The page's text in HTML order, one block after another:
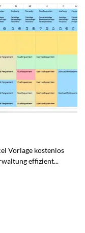
Vorlage kostenlos
effizient...